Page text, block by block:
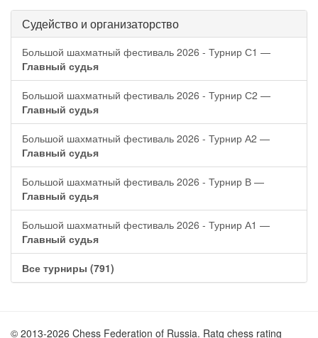
Судейство и организаторство
Большой шахматный фестиваль 2026 - Турнир С1 —
Главный судья
Большой шахматный фестиваль 2026 - Турнир С2 —
Главный судья
Большой шахматный фестиваль 2026 - Турнир А2 —
Главный судья
Большой шахматный фестиваль 2026 - Турнир В —
Главный судья
Большой шахматный фестиваль 2026 - Турнир А1 —
Главный судья
Все турниры (791)
© 2013-2026 Chess Federation of Russia. Ratg chess rating